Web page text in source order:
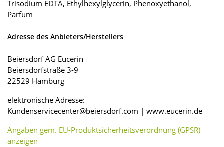
Trisodium EDTA, Ethylhexylglycerin, Phenoxyethanol,
Parfum
Adresse des Anbieters/Herstellers
Beiersdorf AG Eucerin
Beiersdorfstraße 3-9
22529 Hamburg
elektronische Adresse:
Kundenservicecenter@beiersdorf.com | www.eucerin.de
Angaben gem. EU-Produktsicherheitsverordnung (GPSR)
anzeigen